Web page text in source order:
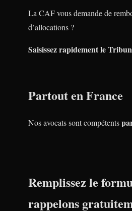
La CAF vous demande de
d’allocations ?
Saisissez rapidement le
Partout en France
Nos avocats sont compétents
Remplissez le
rappelons